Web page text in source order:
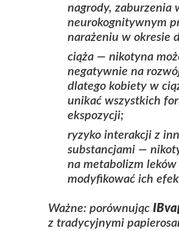
nagrody, zaburzenia
neurokognitywnym
narażeniu w okresie
ciąża — nikotyna
negatywnie na
dlatego kobiety w
unikać wszystkich
ekspozycji;
ryzyko interakcji z
substancjami —
na metabolizm leków
modyfikować ich
Ważne: porównując
z tradycyjnymi